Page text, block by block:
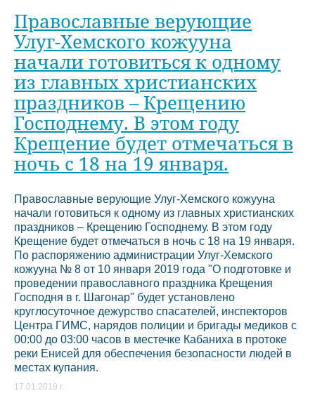
Православные верующие
Улуг-Хемского кожууна
начали готовиться к одному
из главных христианских
праздников – Крещению
Господнему. В этом году
Крещение будет отмечаться в
ночь с 18 на 19 января.
Православные верующие Улуг-Хемского кожууна
начали готовиться к одному из главных христианских
праздников – Крещению Господнему. В этом году
Крещение будет отмечаться в ночь с 18 на 19 января.
По распоряжению администрации Улуг-Хемского
кожууна № 8 от 10 января 2019 года "О подготовке и
проведении православного праздника Крещения
Господня в г. Шагонар" будет установлено
круглосуточное дежурство спасателей, инспекторов
Центра ГИМС, нарядов полиции и бригады медиков с
00:00 до 03:00 часов в местечке Кабаниха в протоке
реки Енисей для обеспечения безопасности людей в
местах купания.
17.01.2019 г.